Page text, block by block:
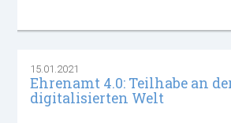
15.01.2021
Ehrenamt 4.0: Teilhabe an
digitalisierten Welt